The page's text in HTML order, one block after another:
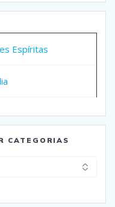
Espíritas
CATEGORIAS